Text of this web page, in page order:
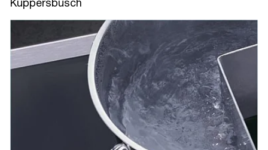
Kuppersbusch